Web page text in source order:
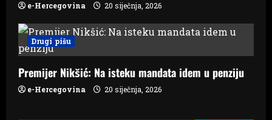
e-Hercegovina 20 siječnja, 2026
Drugi pišu
Premijer Nikšić: Na isteku mandata idem u penziju
e-Hercegovina 20 siječnja, 2026